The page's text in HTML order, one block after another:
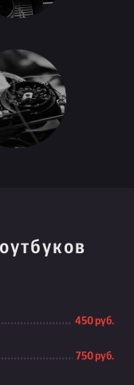
450 руб.
750 руб.